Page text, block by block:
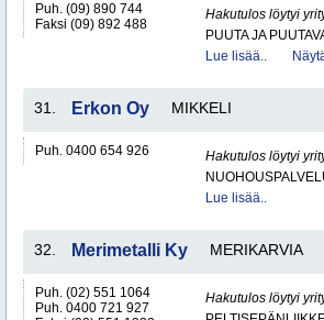
Puh. (09) 890 744
Faksi (09) 892 488
Hakutulos löytyi
PUUTA JA
Lue lisää..
31. Erkon Oy MIKKELI
Puh. 0400 654 926
Hakutulos löytyi
Lue lisää..
32. Merimetalli Ky MERIKARVIA
Puh. (02) 551 1064
Puh. 0400 721 927
Hakutulos löytyi